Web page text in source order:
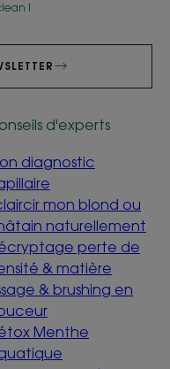
!
d'experts
diagnostic
mon blond ou
naturellement
perte de
& matière
& brushing en
Menthe